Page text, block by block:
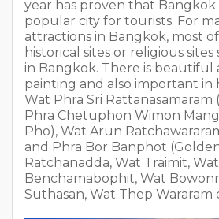
year has proven that Bangkok
popular city for tourists. For
attractions in Bangkok, most
historical sites or religious
in Bangkok. There is beautiful
painting and also important in
Wat Phra Sri Rattanasamaram
Phra Chetuphon Wimon
Pho), Wat Arun
and Phra Bor Banphot
Ratchanadda, Wat Traimit, Wat
Benchamabophit, Wat
Suthasan, Wat Thep Wararam